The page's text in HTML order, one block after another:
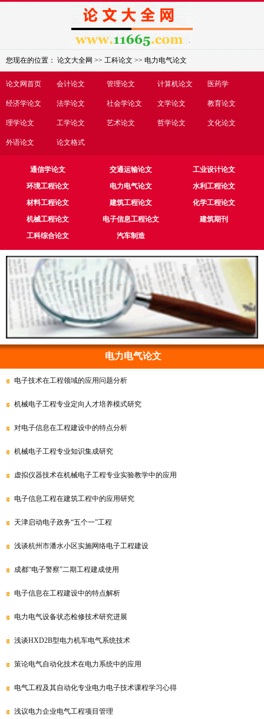
论文网首页 会计论文 管理论文 计算机论文 医药学
经济学论文 法学论文 社会学论文 文学论文 教育论文
理学论文 工学论文 艺术论文 哲学论文 文化论文
外语论文 论文格式
您现在的位置：论文大全网>>工科论文>>电力电气论文
通信学论文 交通运输论文
工业设计论文
环境工程论文
电力电气论文
水利工程论文
材料工程论文
建筑工程论文
化学工程论文
机械工程论文
电子信息工程论文
建筑期刊
工科综合论文
汽车制造
电力电气论文
电子技术在工程领域的应用问题分析
机械电子工程专业定向人才培养模式研究
对电子信息在工程建设中的特点分析
机械电子工程专业知识集成研究
虚拟仪器技术在机械电子工程专业实验教学中的应用
电子信息工程在建筑工程中的应用研究
天津启动电子政务“五个一”工程
浅谈杭州市潘水小区实施网络电子工程建设
成都“电子警察”二期工程建成使用
电子信息在工程建设中的特点解析
电力电气设备状态检修技术研究进展
浅谈HXD2B型电力机车电气系统技术
策论电气自动化技术在电力系统中的应用
电气工程及其自动化专业电力电子技术课程学习心得
浅议电力企业电气工程项目管理